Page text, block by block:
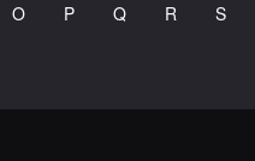
O P Q R S